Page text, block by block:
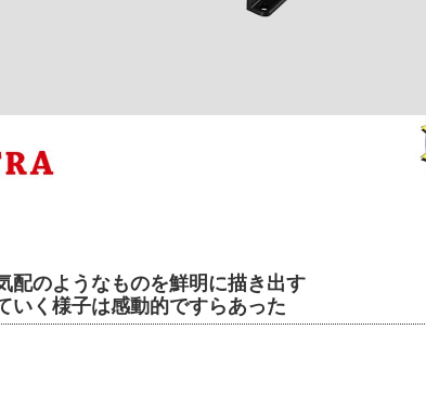
配のようなものを鮮明に描き出す
いく様子は感動的ですらあった